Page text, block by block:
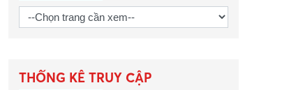
THỐNG KÊ TRUY CẬP